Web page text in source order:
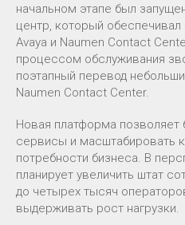
начальном этапе был
центр, который
Avaya и Naumen Contact
процессом обслуживания
поэтапный перевод
Naumen Contact Center.
Новая платформа позволяет
сервисы и масштабировать
потребности бизнеса. В
планирует увеличить штат
до четырех тысяч
выдерживать рост нагрузки.